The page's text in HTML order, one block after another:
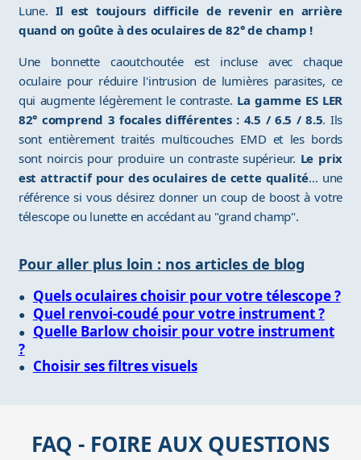
Lune. Il est toujours difficile de revenir en arrière
quand on goûte à des oculaires de 82° de champ !
Une bonnette caoutchoutée est incluse avec chaque
oculaire pour réduire l'intrusion de lumières parasites, ce
qui augmente légèrement le contraste. La gamme ES LER
82° comprend 3 focales différentes : 4.5 / 6.5 / 8.5. Ils
sont entièrement traités multicouches EMD et les bords
sont noircis pour produire un contraste supérieur. Le prix
est attractif pour des oculaires de cette qualité... une
référence si vous désirez donner un coup de boost à votre
télescope ou lunette en accédant au "grand champ".
Pour aller plus loin : nos articles de blog
Quels oculaires choisir pour votre télescope ?
Quel renvoi-coudé pour votre instrument ?
Quelle Barlow choisir pour votre instrument
?
Choisir ses filtres visuels
FAQ - FOIRE AUX QUESTIONS